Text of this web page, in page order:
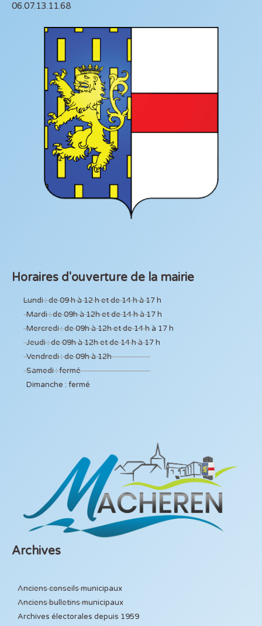
06.07.13.11.68
Horaires d'ouverture de la mairie
Lundi : de 09 h à 12 h et de 14 h à 17 h
Mardi : de 09h à 12h et de 14 h à 17 h
Mercredi : de 09h à 12h et de 14 h à 17 h
Jeudi : de 09h à 12h et de 14 h à 17 h
Vendredi : de 09h à 12h
Samedi : fermé
Dimanche : fermé
Archives
Anciens conseils municipaux
Anciens bulletins municipaux
Archives électorales depuis 1959